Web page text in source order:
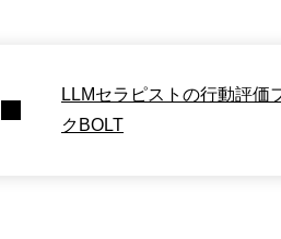
LLMセラピストの行動評価
クBOLT